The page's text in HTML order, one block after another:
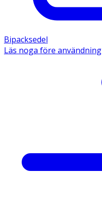
Bipacksedel
Läs noga före användning